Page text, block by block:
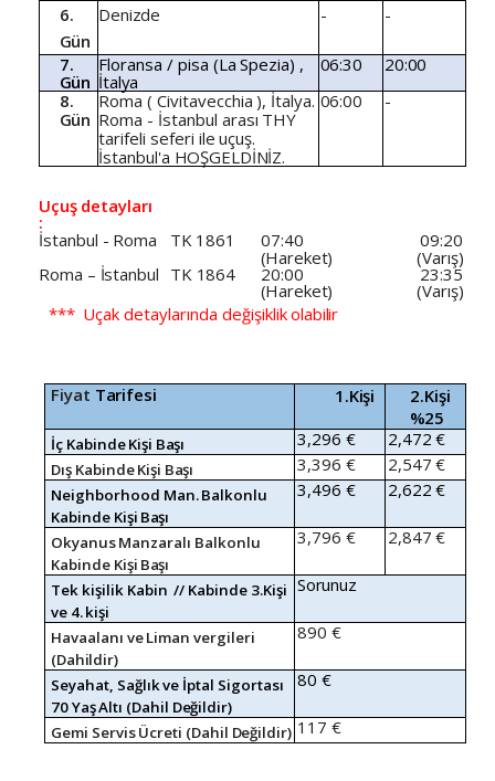
6.
Gün
Denizde - -
7.
Gün
Floransa / pisa (La Spezia) ,
İtalya
06:30
20:00
8.
Gün
Roma ( Civitavecchia ), İtalya.
Roma - İstanbul arası THY
tarifeli seferi ile uçuş.
İstanbul'a HOŞGELDİNİZ.
06:00 -
Uçuş detayları
:
İstanbul - Roma TK 1861
07:40
(Hareket)
09:20
(Varış)
Roma – İstanbul TK 1864 20:00
(Hareket)
23:35
(Varış)
*** Uçak detaylarında değişiklikolabilir
Fiyat Tarifesi 1.Kişi
2.Kişi
%25
İç KabindeKişi Başı 3,296 € 2,472 €
Dış KabindeKişi Başı 3,396 € 2,547 €
Neighborhood Man.Balkonlu
Kabinde Kişi Başı
3,496 € 2,622 €
OkyanusManzaralı Balkonlu
Kabinde Kişi Başı
3,796 € 2,847 €
Tek kişilik Kabin // Kabinde 3.Kişi
ve 4.kişi
Sorunuz
Havaalanı veLiman vergileri
(Dahildir)
890 €
Seyahat, Sağlıkve İptal Sigortası
70YaşAltı (Dahil Değildir)
80 €
Gemi ServisÜcreti (Dahil Değildir) 117 €